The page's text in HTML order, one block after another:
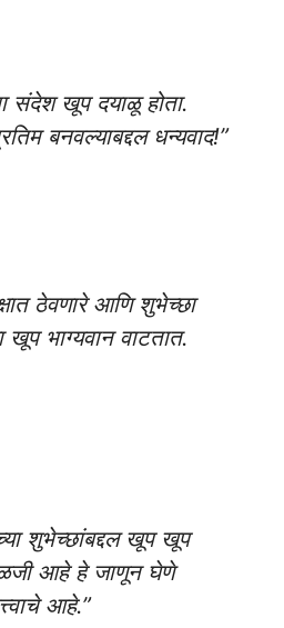
संदेश खूप दयाळू होता.
बनवल्याबद्दल धन्यवाद!”
ठेवणारे आणि शुभेच्छा
खूप भाग्यवान वाटतात.
शुभेच्छांबद्दल खूप खूप
आहे हे जाणून घेणे
आहे.”